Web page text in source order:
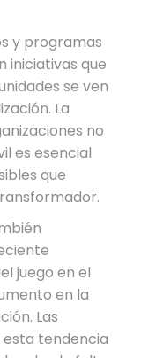
y programas
iniciativas que
se ven
La
no
es esencial
que
juego en el
en la
Las
tendencia